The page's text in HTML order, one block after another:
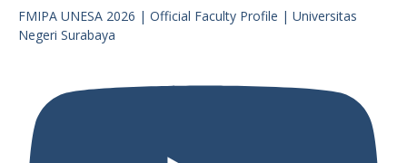
FMIPA UNESA 2026 | Official Faculty Profile | Universitas
Negeri Surabaya